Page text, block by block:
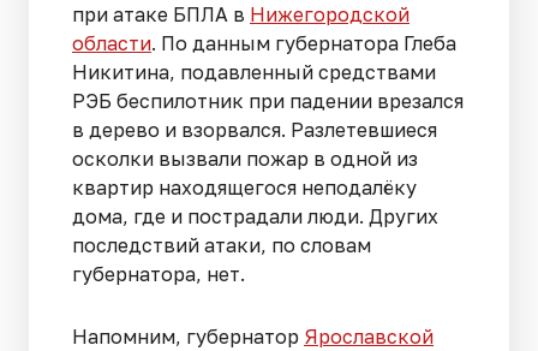
при атаке БПЛА в Нижегородской
области. По данным губернатора Глеба
Никитина, подавленный средствами
РЭБ беспилотник при падении врезался
в дерево и взорвался. Разлетевшиеся
осколки вызвали пожар в одной из
квартир находящегося неподалёку
дома, где и пострадали люди. Других
последствий атаки, по словам
губернатора, нет.
Напомним, губернатор Ярославской